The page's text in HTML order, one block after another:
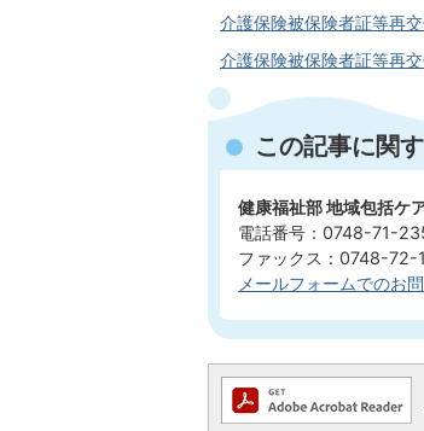
介護保険被保険者証等再
介護保険被保険者証等再
この記事に関
健康福祉部 地域包括ケ
電話番号：0748-71-
ファックス：0748-72-
メールフォームでのお